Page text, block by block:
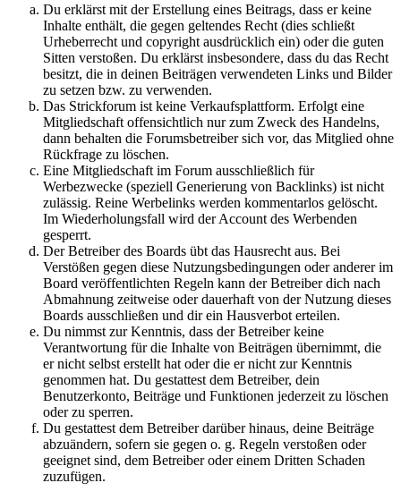
Du erklärst mit der Erstellung eines Beitrags, dass er keine
Inhalte enthält, die gegen geltendes Recht (dies schließt
Urheberrecht und copyright ausdrücklich ein) oder die guten
Sitten verstoßen. Du erklärst insbesondere, dass du das Recht
besitzt, die in deinen Beiträgen verwendeten Links und Bilder
zu setzen bzw. zu verwenden.
Das Strickforum ist keine Verkaufsplattform. Erfolgt eine
Mitgliedschaft offensichtlich nur zum Zweck des Handelns,
dann behalten die Forumsbetreiber sich vor, das Mitglied ohne
Rückfrage zu löschen.
Eine Mitgliedschaft im Forum ausschließlich für
Werbezwecke (speziell Generierung von Backlinks) ist nicht
zulässig. Reine Werbelinks werden kommentarlos gelöscht.
Im Wiederholungsfall wird der Account des Werbenden
gesperrt.
Der Betreiber des Boards übt das Hausrecht aus. Bei
Verstößen gegen diese Nutzungsbedingungen oder anderer im
Board veröffentlichten Regeln kann der Betreiber dich nach
Abmahnung zeitweise oder dauerhaft von der Nutzung dieses
Boards ausschließen und dir ein Hausverbot erteilen.
Du nimmst zur Kenntnis, dass der Betreiber keine
Verantwortung für die Inhalte von Beiträgen übernimmt, die
er nicht selbst erstellt hat oder die er nicht zur Kenntnis
genommen hat. Du gestattest dem Betreiber, dein
Benutzerkonto, Beiträge und Funktionen jederzeit zu löschen
oder zu sperren.
Du gestattest dem Betreiber darüber hinaus, deine Beiträge
abzuändern, sofern sie gegen o. g. Regeln verstoßen oder
geeignet sind, dem Betreiber oder einem Dritten Schaden
zuzufügen.